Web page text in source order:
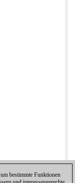
bestimmte Funktionen